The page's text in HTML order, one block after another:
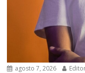
agosto 7, 2026